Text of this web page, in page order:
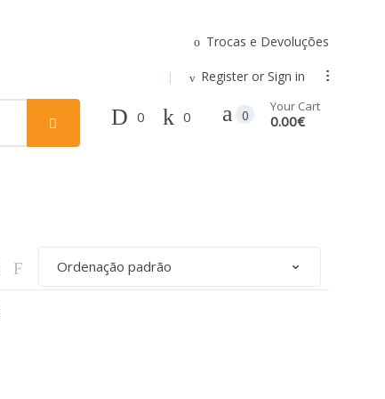
Trocas e Devoluções
Register or Sign in ...
0 0 0
Your Cart
0.00€